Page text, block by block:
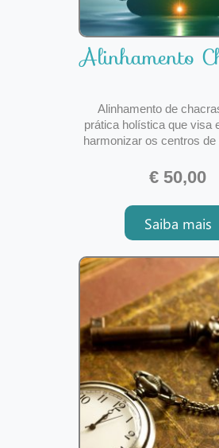
Alinhamento
Alinhamento de
prática holística que visa
harmonizar os centros de
chacras. Existem sete
principais, cada um
parte específica do
aspectos emocionais,
físicos. Para que serve?
€ 50,00
Saiba mais